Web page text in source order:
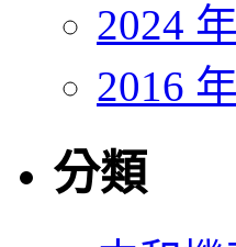
2024
2016
分類